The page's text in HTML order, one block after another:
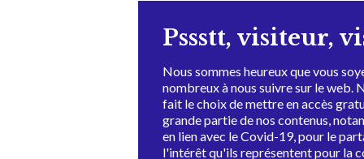
Pssstt, visiteur,
Nous sommes heureux que vous
nombreux à nous suivre sur le web.
fait le choix de mettre en accès
grande partie de nos contenus,
en lien avec le Covid-19, pour le
l'intérêt qu'ils représentent pour la